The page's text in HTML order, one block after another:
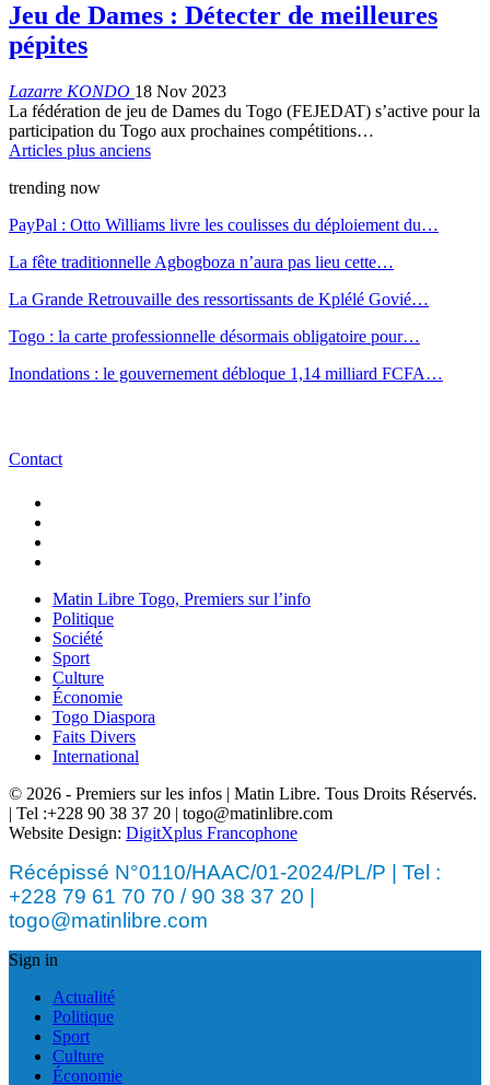
Jeu de Dames : Détecter de meilleures
pépites
Lazarre KONDO 18 Nov 2023
La fédération de jeu de Dames du Togo (FEJEDAT) s’active pour la
participation du Togo aux prochaines compétitions…
Articles plus anciens
trending now
PayPal : Otto Williams livre les coulisses du déploiement du…
La fête traditionnelle Agbogboza n’aura pas lieu cette…
La Grande Retrouvaille des ressortissants de Kplélé Govié…
Togo : la carte professionnelle désormais obligatoire pour…
Inondations : le gouvernement débloque 1,14 milliard FCFA…
Contact
Matin Libre Togo, Premiers sur l’info
Politique
Société
Sport
Culture
Économie
Togo Diaspora
Faits Divers
International
© 2026 - Premiers sur les infos | Matin Libre. Tous Droits Réservés.
| Tel :+228 90 38 37 20 | togo@matinlibre.com
Website Design: DigitXplus Francophone
Récépissé N°0110/HAAC/01-2024/PL/P | Tel :
+228 79 61 70 70 / 90 38 37 20 |
togo@matinlibre.com
Sign in
Actualité
Politique
Sport
Culture
Économie